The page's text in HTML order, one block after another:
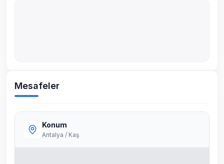
Mesafeler
Konum
Antalya / Kaş